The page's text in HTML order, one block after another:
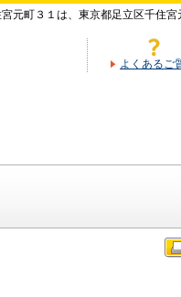
元町３１は、東京都足立区千住宮
よくあるご